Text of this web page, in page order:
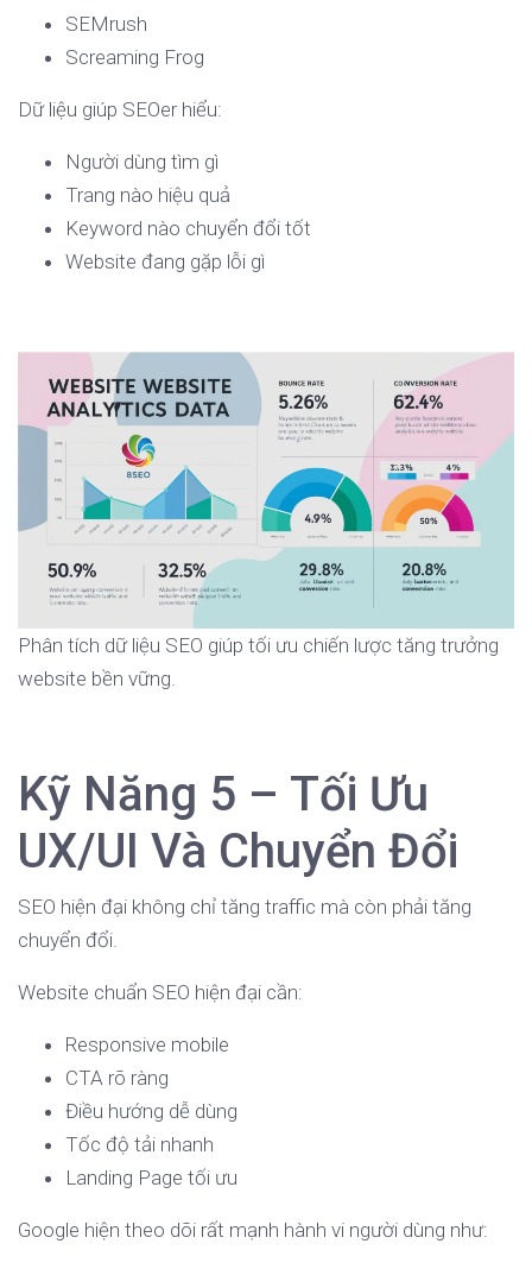
SEMrush
Screaming Frog
Dữ liệu giúp SEOer hiểu:
Người dùng tìm gì
Trang nào hiệu quả
Keyword nào chuyển đổi tốt
Website đang gặp lỗi gì
Phân tích dữ liệu SEO giúp tối ưu chiến lược tăng trưởng
website bền vững.
Kỹ Năng 5 – Tối Ưu
UX/UI Và Chuyển Đổi
SEO hiện đại không chỉ tăng traffic mà còn phải tăng
chuyển đổi.
Website chuẩn SEO hiện đại cần:
Responsive mobile
CTA rõ ràng
Điều hướng dễ dùng
Tốc độ tải nhanh
Landing Page tối ưu
Google hiện theo dõi rất mạnh hành vi người dùng như: